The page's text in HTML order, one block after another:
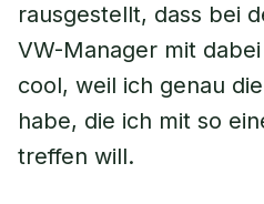
rausgestellt, dass bei
VW-Manager mit
cool, weil ich genau
habe, die ich mit so
treffen will.